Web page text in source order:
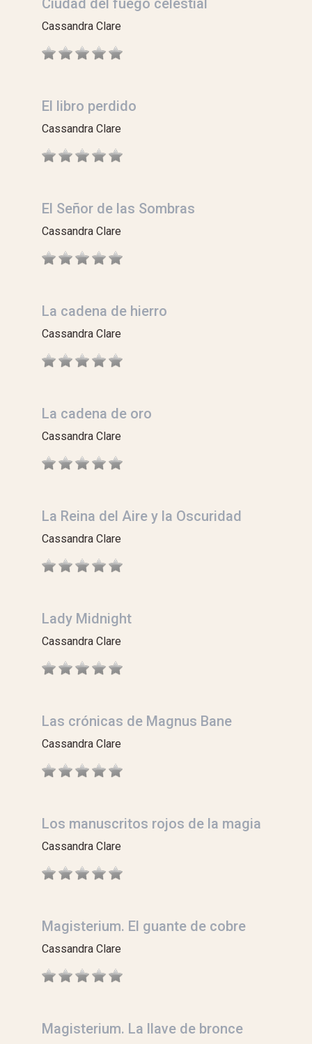
Ciudad del fuego celestial
Cassandra Clare
El libro perdido
Cassandra Clare
El Señor de las Sombras
Cassandra Clare
La cadena de hierro
Cassandra Clare
La cadena de oro
Cassandra Clare
La Reina del Aire y la Oscuridad
Cassandra Clare
Lady Midnight
Cassandra Clare
Las crónicas de Magnus Bane
Cassandra Clare
Los manuscritos rojos de la magia
Cassandra Clare
Magisterium. El guante de cobre
Cassandra Clare
Magisterium. La llave de bronce